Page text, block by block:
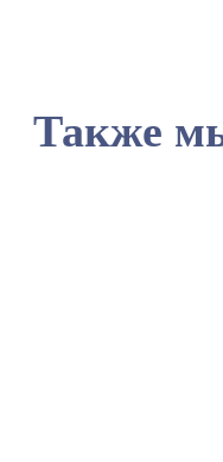
Также